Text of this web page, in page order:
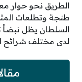
الطريق نحو حوار
طنجة وتطلعات
السلطان يظل نبضاً
لدى مختلف شرائح